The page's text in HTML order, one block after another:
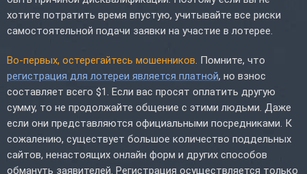
хотите потратить время впустую, учитывайте все риски
самостоятельной подачи заявки на участие в лотерее.
Во-первых, остерегайтесь мошенников . Помните, что
регистрация для лотереи является платной, но взнос
составляет всего $1. Если вас просят оплатить другую
сумму, то не продолжайте общение с этими людьми. Даже
если они представляются официальными посредниками. К
сожалению, существует большое количество поддельных
сайтов, ненастоящих онлайн форм и других способов
обмануть заявителей. Регистрация осуществляется только